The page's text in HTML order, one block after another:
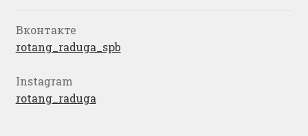
Вконтакте
rotang_raduga_spb
Instagram
rotang_raduga